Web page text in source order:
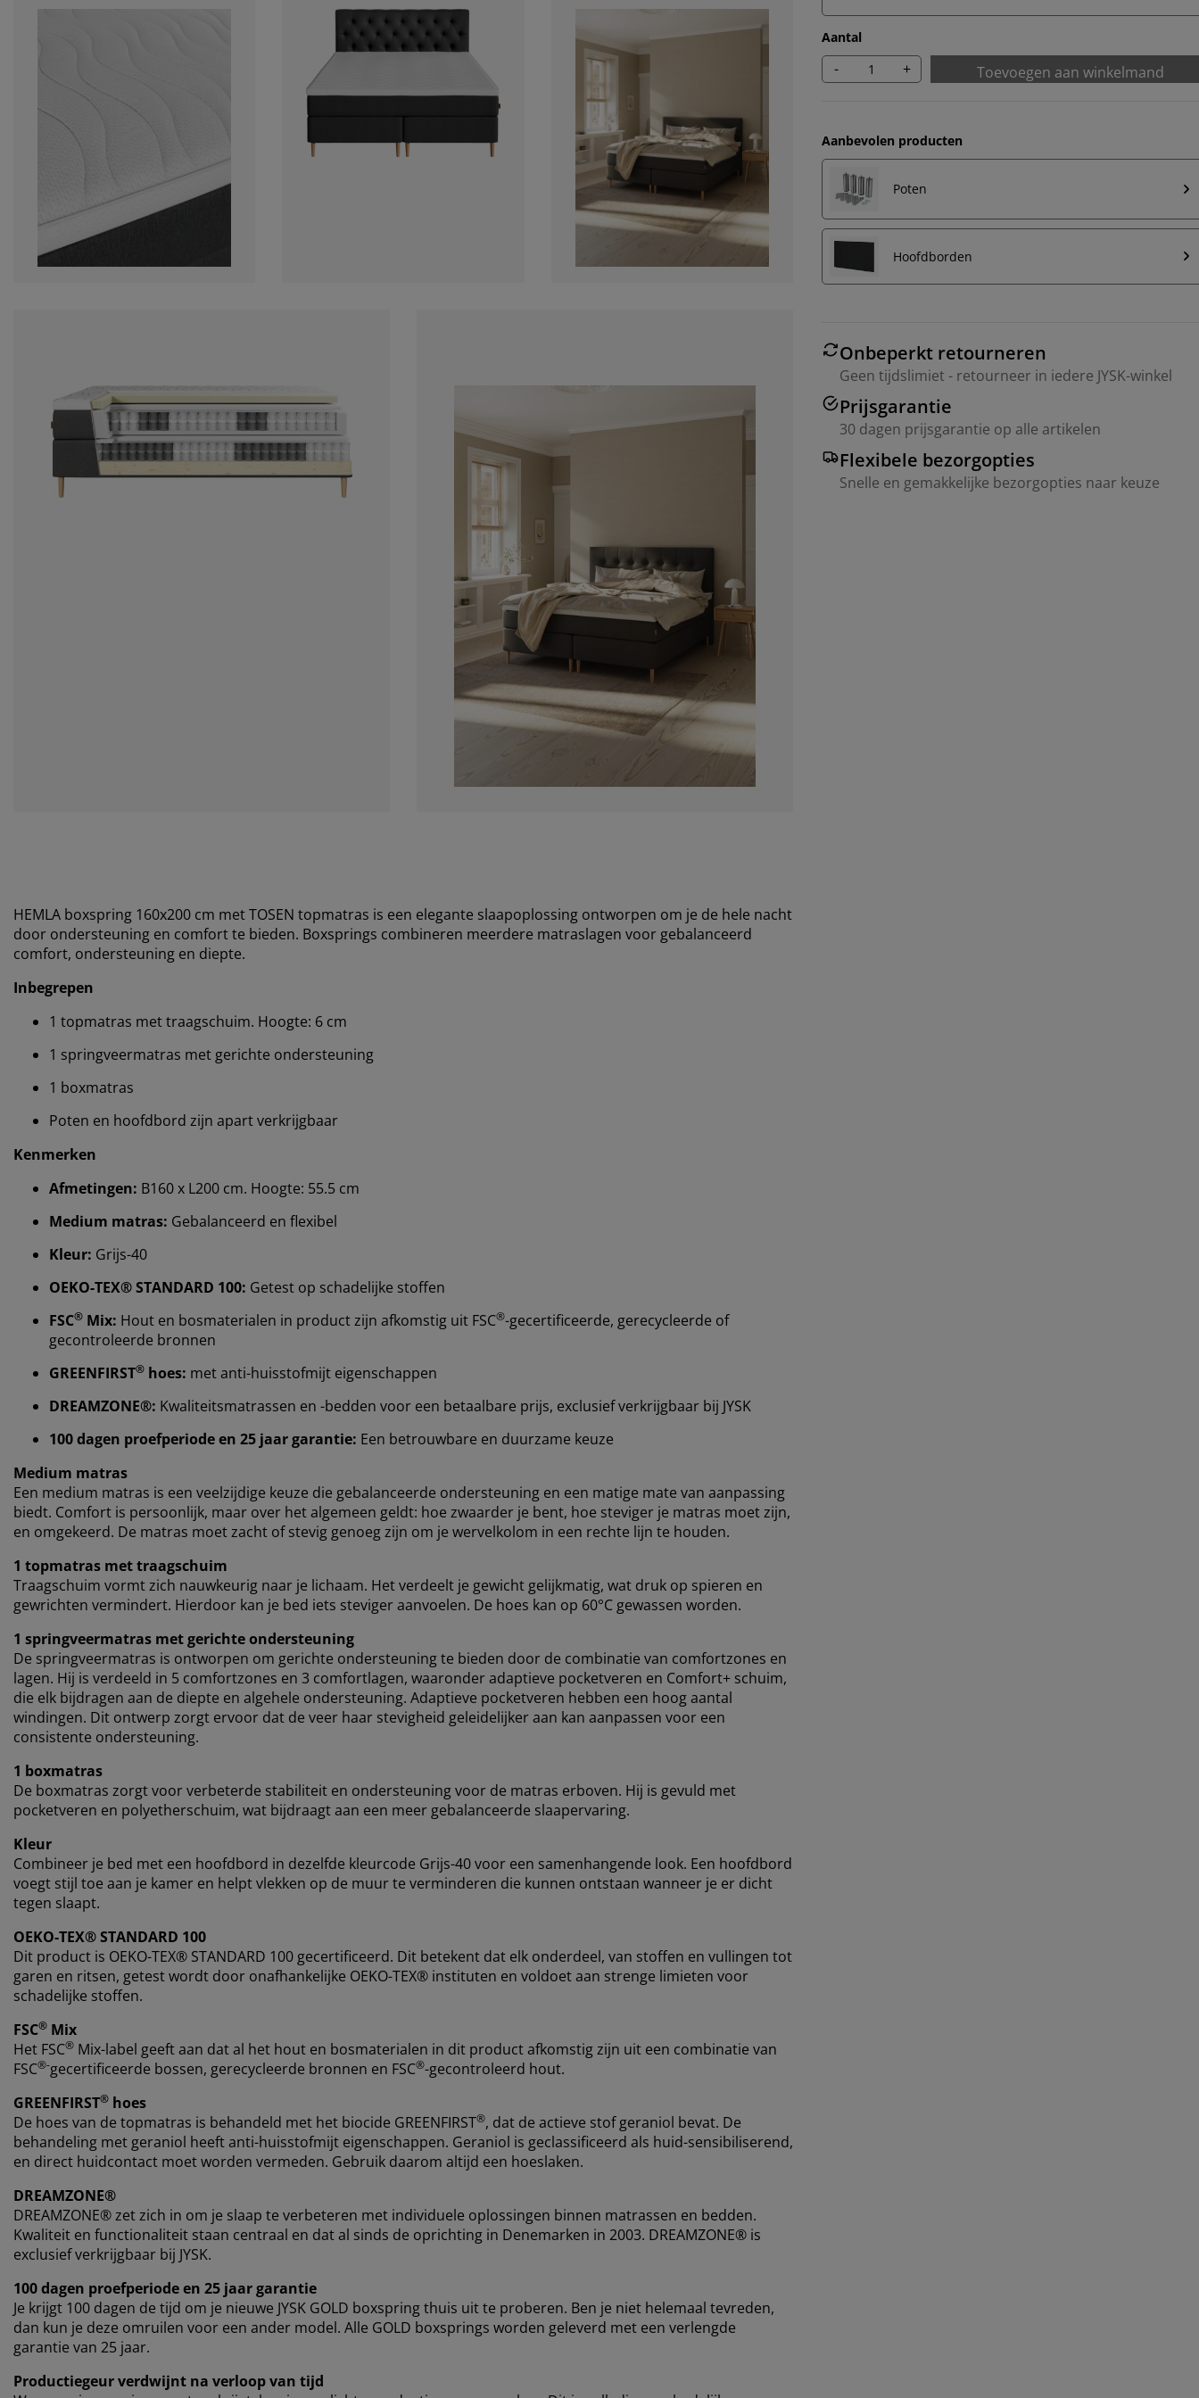
Aantal
- + Toevoegen aan winkelmand
Aanbevolen producten
Poten
Hoofdborden
Onbeperkt retourneren
Geen tijdslimiet - retourneer in iedere JYSK-winkel
Prijsgarantie
30 dagen prijsgarantie op alle artikelen
Flexibele bezorgopties
Snelle en gemakkelijke bezorgopties naar keuze
HEMLA boxspring 160x200 cm met TOSEN topmatras is een elegante slaapoplossing ontworpen om je de hele nacht
door ondersteuning en comfort te bieden. Boxsprings combineren meerdere matraslagen voor gebalanceerd
comfort, ondersteuning en diepte.
Inbegrepen
1 topmatras met traagschuim. Hoogte: 6 cm
1 springveermatras met gerichte ondersteuning
1 boxmatras
Poten en hoofdbord zijn apart verkrijgbaar
Kenmerken
Afmetingen: B160 x L200 cm. Hoogte: 55.5 cm
Medium matras: Gebalanceerd en flexibel
Kleur: Grijs-40
OEKO-TEX® STANDARD 100: Getest op schadelijke stoffen
FSC® Mix: Hout en bosmaterialen in product zijn afkomstig uit FSC®-gecertificeerde, gerecycleerde of
gecontroleerde bronnen
GREENFIRST® hoes: met anti-huisstofmijt eigenschappen
DREAMZONE®: Kwaliteitsmatrassen en -bedden voor een betaalbare prijs, exclusief verkrijgbaar bij JYSK
100 dagen proefperiode en 25 jaar garantie: Een betrouwbare en duurzame keuze
Medium matras
Een medium matras is een veelzijdige keuze die gebalanceerde ondersteuning en een matige mate van aanpassing
biedt. Comfort is persoonlijk, maar over het algemeen geldt: hoe zwaarder je bent, hoe steviger je matras moet zijn,
en omgekeerd. De matras moet zacht of stevig genoeg zijn om je wervelkolom in een rechte lijn te houden.
1 topmatras met traagschuim
Traagschuim vormt zich nauwkeurig naar je lichaam. Het verdeelt je gewicht gelijkmatig, wat druk op spieren en
gewrichten vermindert. Hierdoor kan je bed iets steviger aanvoelen. De hoes kan op 60°C gewassen worden.
1 springveermatras met gerichte ondersteuning
De springveermatras is ontworpen om gerichte ondersteuning te bieden door de combinatie van comfortzones en
lagen. Hij is verdeeld in 5 comfortzones en 3 comfortlagen, waaronder adaptieve pocketveren en Comfort+ schuim,
die elk bijdragen aan de diepte en algehele ondersteuning. Adaptieve pocketveren hebben een hoog aantal
windingen. Dit ontwerp zorgt ervoor dat de veer haar stevigheid geleidelijker aan kan aanpassen voor een
consistente ondersteuning.
1 boxmatras
De boxmatras zorgt voor verbeterde stabiliteit en ondersteuning voor de matras erboven. Hij is gevuld met
pocketveren en polyetherschuim, wat bijdraagt aan een meer gebalanceerde slaapervaring.
Kleur
Combineer je bed met een hoofdbord in dezelfde kleurcode Grijs-40 voor een samenhangende look. Een hoofdbord
voegt stijl toe aan je kamer en helpt vlekken op de muur te verminderen die kunnen ontstaan wanneer je er dicht
tegen slaapt.
OEKO-TEX® STANDARD 100
Dit product is OEKO-TEX® STANDARD 100 gecertificeerd. Dit betekent dat elk onderdeel, van stoffen en vullingen tot
garen en ritsen, getest wordt door onafhankelijke OEKO-TEX® instituten en voldoet aan strenge limieten voor
schadelijke stoffen.
FSC® Mix
Het FSC® Mix-label geeft aan dat al het hout en bosmaterialen in dit product afkomstig zijn uit een combinatie van
FSC®-gecertificeerde bossen, gerecycleerde bronnen en FSC®-gecontroleerd hout.
GREENFIRST® hoes
De hoes van de topmatras is behandeld met het biocide GREENFIRST®, dat de actieve stof geraniol bevat. De
behandeling met geraniol heeft anti-huisstofmijt eigenschappen. Geraniol is geclassificeerd als huid-sensibiliserend,
en direct huidcontact moet worden vermeden. Gebruik daarom altijd een hoeslaken.
DREAMZONE®
DREAMZONE® zet zich in om je slaap te verbeteren met individuele oplossingen binnen matrassen en bedden.
Kwaliteit en functionaliteit staan centraal en dat al sinds de oprichting in Denemarken in 2003. DREAMZONE® is
exclusief verkrijgbaar bij JYSK.
100 dagen proefperiode en 25 jaar garantie
Je krijgt 100 dagen de tijd om je nieuwe JYSK GOLD boxspring thuis uit te proberen. Ben je niet helemaal tevreden,
dan kun je deze omruilen voor een ander model. Alle GOLD boxsprings worden geleverd met een verlengde
garantie van 25 jaar.
Productiegeur verdwijnt na verloop van tijd